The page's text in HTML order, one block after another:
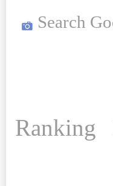
Search
Ranking